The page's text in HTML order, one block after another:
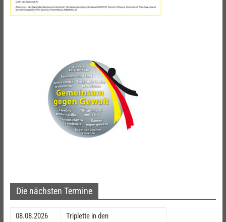
Die nächsten Termine
08.08.2026
Triplette in den